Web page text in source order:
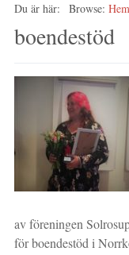
Du är här: Browse: Hem
boendestöd
av föreningen
för boendestöd i